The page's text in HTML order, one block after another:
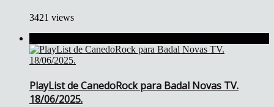
3421 views
PlayList de CanedoRock para Badal Novas TV.
18/06/2025.